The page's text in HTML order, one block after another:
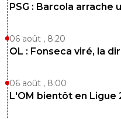
PSG : Barcola arrache
06 août , 8:20
OL : Fonseca viré, la
06 août , 8:00
L'OM bientôt en Ligue